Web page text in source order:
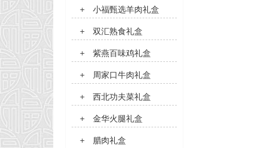
+ 小福甄选羊肉礼盒
+ 双汇熟食礼盒
+ 紫燕百味鸡礼盒
+ 周家口牛肉礼盒
+ 西北功夫菜礼盒
+ 金华火腿礼盒
+ 腊肉礼盒